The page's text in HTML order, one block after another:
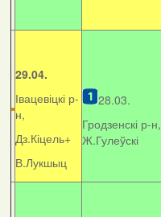
29.04.
Івацевіцкі р-
н,
Дз.Кіцель+
В.Лукшыц
28.03.
Гродзенскі р-н,
Ж.Гулеўскі